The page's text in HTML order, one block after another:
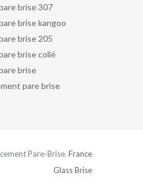
brise 307
brise kangoo
brise 205
brise collé
brise
pare brise
Pare-Brise. France
Glass Brise